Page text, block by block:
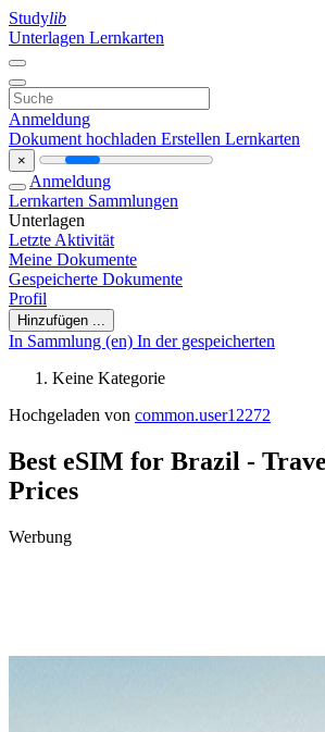
Studylib
Unterlagen Lernkarten
Anmeldung
Dokument hochladen Erstellen Lernkarten
×
Anmeldung
Lernkarten Sammlungen
Unterlagen
Letzte Aktivität
Meine Dokumente
Gespeicherte Dokumente
Profil
Hinzufügen ...
In Sammlung (en) In der gespeicherten
Keine Kategorie
Hochgeladen von common.user12272
Best eSIM for Brazil -
Prices
Werbung